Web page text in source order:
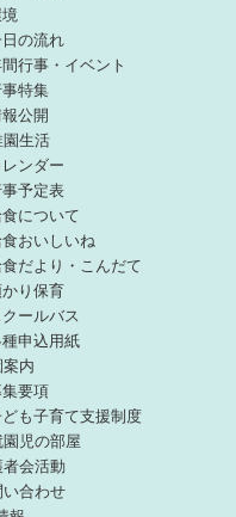
の流れ
行事・イベント
特集
公開
園生活
レンダー
予定表
について
おいしいね
だより・こんだて
り保育
クールバス
申込用紙
案内
要項
も子育て支援制度
児の部屋
会活動
い合わせ